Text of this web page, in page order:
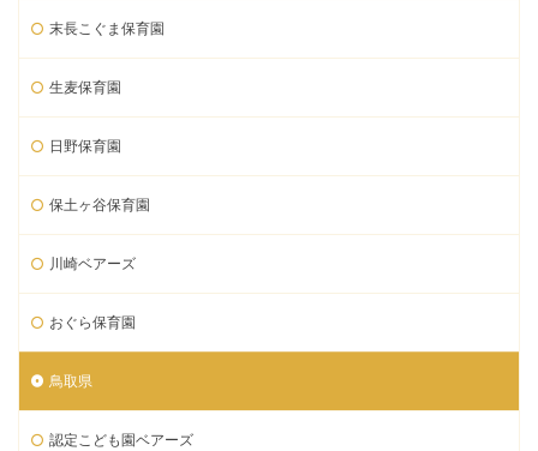
末長こぐま保育園
生麦保育園
日野保育園
保土ヶ谷保育園
川崎ベアーズ
おぐら保育園
鳥取県
認定こども園ベアーズ